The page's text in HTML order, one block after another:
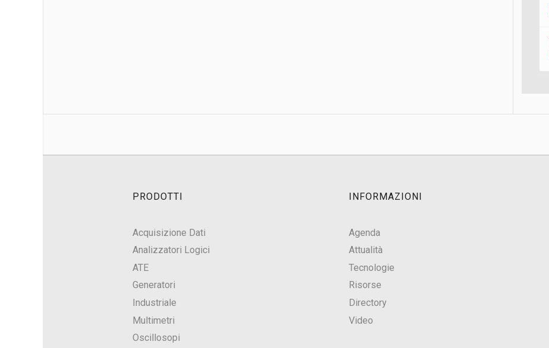
PRODOTTI
Acquisizione Dati
Analizzatori Logici
ATE
Generatori
Industriale
Multimetri
Oscillosopi
INFORMAZIONI
Agenda
Attualità
Tecnologie
Risorse
Directory
Video